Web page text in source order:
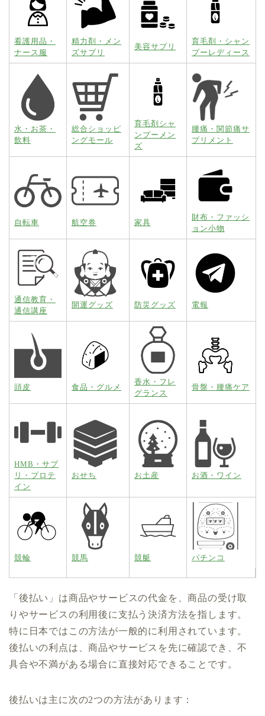
看護用品・
ナース服
精力剤・メン
ズサプリ
美容サプリ
育毛剤・シャン
プーレディース
水・お茶・
飲料
総合ショッピ
ングモール
育毛剤シャ
ンプーメン
ズ
腰痛・関節痛サ
プリメント
自転車 航空券 家具
財布・ファッシ
ョン小物
通信教育・
通信講座
開運グッズ 防災グッズ 電報
頭皮 食品・グルメ
香水・フレ
グランス
骨盤・腰痛ケア
HMB・サプ
リ・プロテ
イン
おせち お土産 お酒・ワイン
競輪 競馬 競艇 パチンコ
「後払い」は商品やサービスの代金を、商品の受け取
りやサービスの利用後に支払う決済方法を指します。
特に日本ではこの方法が一般的に利用されています。
後払いの利点は、商品やサービスを先に確認でき、不
具合や不満がある場合に直接対応できることです。
後払いは主に次の2つの方法があります：